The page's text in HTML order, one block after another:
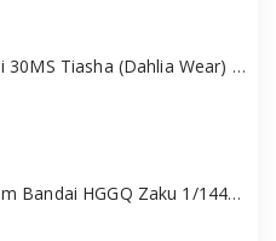
Mô hình Bandai 30MS Tiasha (Dahlia Wear) [Color B] [GDB] [30MS]
Mô hình Gundam Bandai HGGQ Zaku 1/144 – MSG GQuuuuuuX [GDB] [BHG]